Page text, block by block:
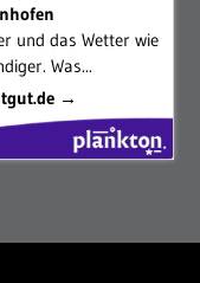
und das Wetter wie
Was...
→